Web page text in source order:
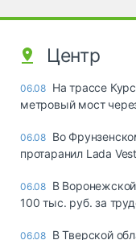
Центр
06.08 На трассе
метровый мост
06.08 Во
протаранил Lada
06.08 В
100 тыс. руб. за
06.08 В Тверской